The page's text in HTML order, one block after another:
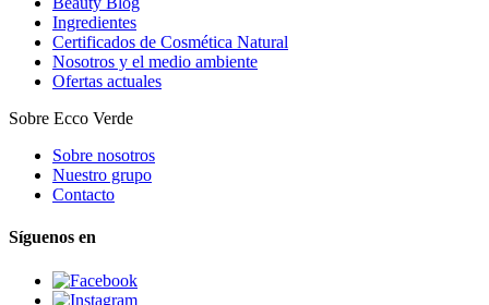
Ingredientes
Certificados de Cosmética Natural
Nosotros y el medio ambiente
Ofertas actuales
Sobre Ecco Verde
Sobre nosotros
Nuestro grupo
Contacto
Síguenos en